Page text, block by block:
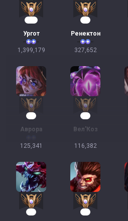
Ургот
1,399,179
Ренектон
327,652
Аврора
125,341
Вел'Коз
116,382